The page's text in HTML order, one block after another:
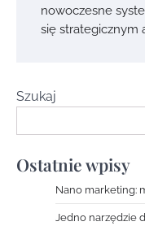
nowoczesne
się strategicznym
Szukaj
Ostatnie wpisy
Nano marketing:
Jedno narzędzie